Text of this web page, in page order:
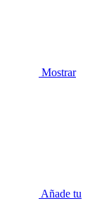
Mostrar
Añade tu